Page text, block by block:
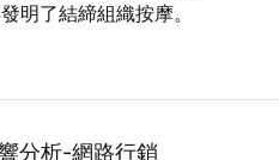
明了結締組織按摩。
分析-網路行銷